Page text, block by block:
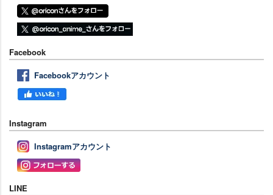
Facebook
Facebookアカウント
Instagram
Instagramアカウント
LINE